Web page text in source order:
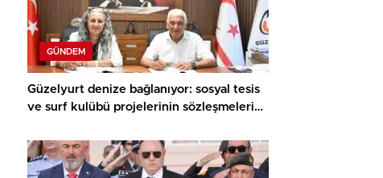
GÜNDEM
Güzelyurt denize bağlanıyor: sosyal tesis
ve surf kulübü projelerinin sözleşmeleri